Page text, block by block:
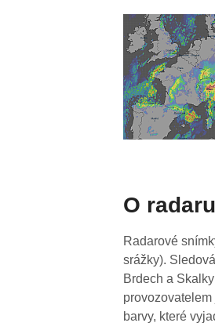
O radaru
Radarové
srážky).
Brdech a
barvy, které